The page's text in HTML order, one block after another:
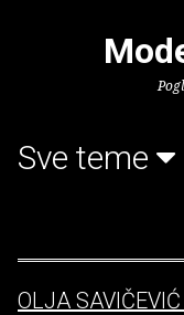
Sve teme
OLJA